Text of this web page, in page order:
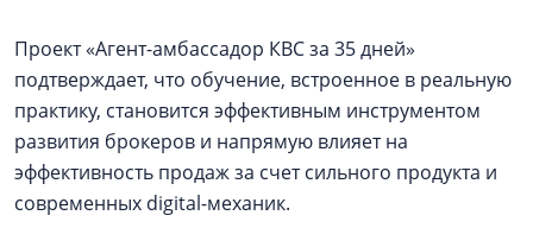
Проект «Агент-амбассадор КВС за 35 дней»
подтверждает, что обучение, встроенное в реальную
практику, становится эффективным инструментом
развития брокеров и напрямую влияет на
эффективность продаж за счет сильного продукта и
современных digital-механик.